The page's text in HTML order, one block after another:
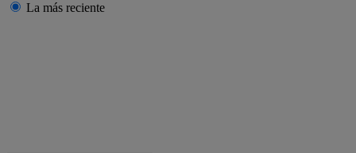
La más reciente